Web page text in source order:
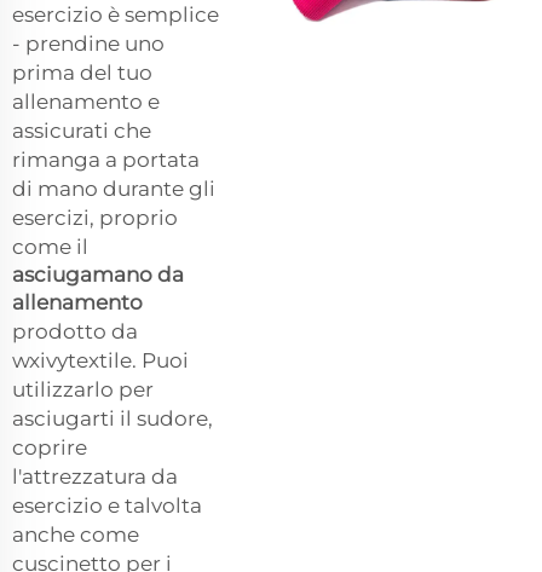
esercizio è semplice
- prendine uno
prima del tuo
allenamento e
assicurati che
rimanga a portata
di mano durante gli
esercizi, proprio
come il
asciugamano da
allenamento
prodotto da
wxivytextile. Puoi
utilizzarlo per
asciugarti il sudore,
coprire
l'attrezzatura da
esercizio e talvolta
anche come
cuscinetto per i